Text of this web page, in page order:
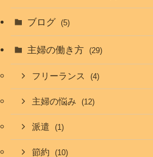
ブログ (5)
主婦の働き方 (29)
フリーランス (4)
主婦の悩み (12)
派遣 (1)
節約 (10)